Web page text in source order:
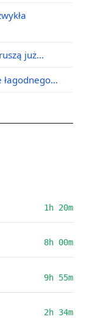
już…
łagodnego…
1h 20m
8h 00m
9h 55m
2h 34m